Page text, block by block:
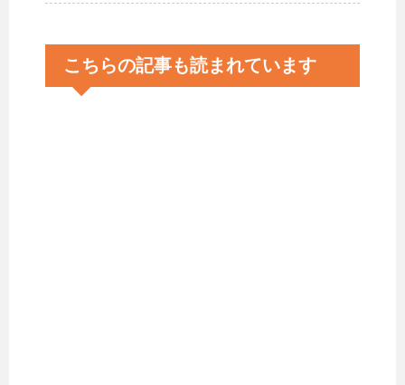
こちらの記事も読まれています